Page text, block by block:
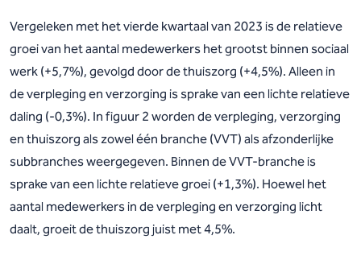
Vergeleken met het vierde kwartaal van 2023 is de relatieve
groei van het aantal medewerkers het grootst binnen sociaal
werk (+5,7%), gevolgd door de thuiszorg (+4,5%). Alleen in
de verpleging en verzorging is sprake van een lichte relatieve
daling (-0,3%). In figuur 2 worden de verpleging, verzorging
en thuiszorg als zowel één branche (VVT) als afzonderlijke
subbranches weergegeven. Binnen de VVT-branche is
sprake van een lichte relatieve groei (+1,3%). Hoewel het
aantal medewerkers in de verpleging en verzorging licht
daalt, groeit de thuiszorg juist met 4,5%.